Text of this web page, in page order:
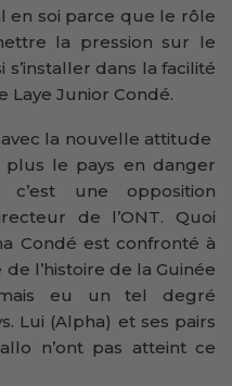
en soi parce que le rôle
la pression sur le
dans la facilité
Laye Junior Condé.
avec la nouvelle attitude
plus le pays en danger
une opposition
de l’ONT. Quoi
Condé est confronté à
l’histoire de la Guinée
eu un tel degré
Lui (Alpha) et ses pairs
n’ont pas atteint ce